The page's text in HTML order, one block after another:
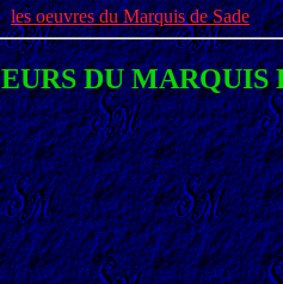
les oeuvres du Marquis de Sade
DU MARQUIS